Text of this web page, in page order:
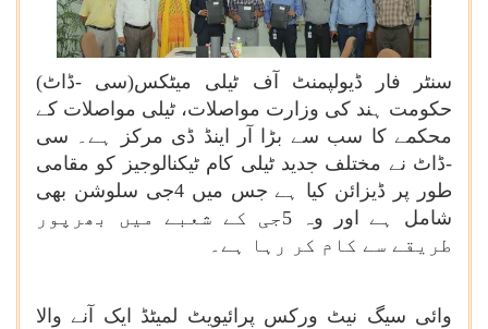
سنٹر فار ڈیولپمنٹ آف ٹیلی میٹکس(سی -ڈاٹ)
حکومت ہند کی وزارت مواصلات، ٹیلی مواصلات کے
محکمے کا سب سے بڑا آر اینڈ ڈی مرکز ہے۔ سی
-ڈاٹ نے مختلف جدید ٹیلی کام ٹیکنالوجیز کو مقامی
طور پر ڈیزائن کیا ہے جس میں 4جی سلوشن بھی
شامل ہے اور وہ 5جی کے شعبے میں بھرپور
طریقے سے کام کر رہا ہے۔
وائی سیگ نیٹ ورکس پرائیویٹ لمیٹڈ ایک آنے والا